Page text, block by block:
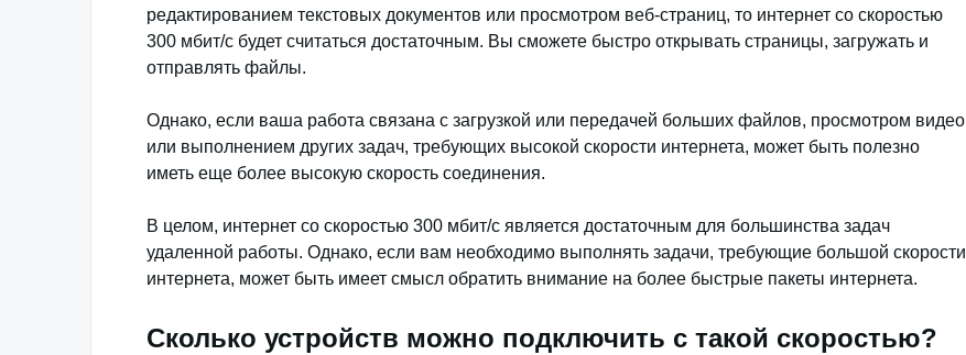
редактированием текстовых документов или просмотром веб-страниц, то интернет со скоростью
300 мбит/с будет считаться достаточным. Вы сможете быстро открывать страницы, загружать и
отправлять файлы.
Однако, если ваша работа связана с загрузкой или передачей больших файлов, просмотром видео
или выполнением других задач, требующих высокой скорости интернета, может быть полезно
иметь еще более высокую скорость соединения.
В целом, интернет со скоростью 300 мбит/с является достаточным для большинства задач
удаленной работы. Однако, если вам необходимо выполнять задачи, требующие большой скорости
интернета, может быть имеет смысл обратить внимание на более быстрые пакеты интернета.
Сколько устройств можно подключить с такой скоростью?